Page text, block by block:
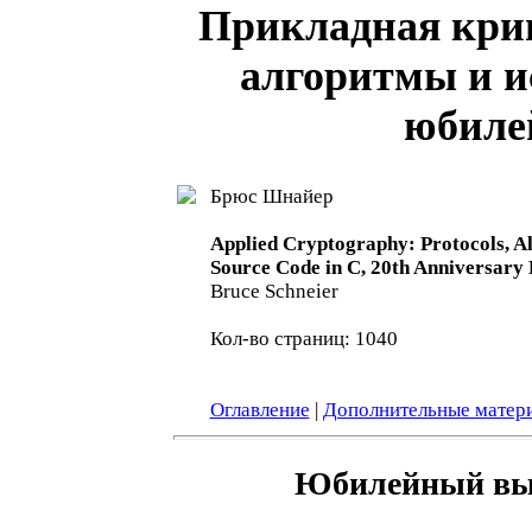
Прикладная
алгоритмы и
Брюс Шнайер
Applied Cryptography: Protocols,
Source Code in C, 20th
Bruce Schneier
Кол-во страниц: 1040
Оглавление | Дополнительные
Юбилейный